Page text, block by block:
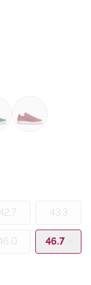
42.7 43.3
46.7